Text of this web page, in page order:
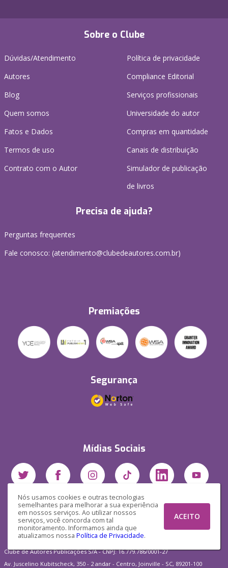
Nós usamos cookies e outras tecnologias
semelhantes para melhorar a sua experiência
em nossos serviços. Ao utilizar nossos
serviços, você concorda com tal
monitoramento. Informamos ainda que
atualizamos nossa Política de Privacidade.
ACEITO
Sobre o Clube
Dúvidas/Atendimento
Autores
Blog
Quem somos
Fatos e Dados
Termos de uso
Contrato com o Autor
Política de privacidade
Compliance Editorial
Serviços profissionais
Universidade do autor
Compras em quantidade
Canais de distribuição
Simulador de publicação
de livros
Precisa de ajuda?
Perguntas frequentes
Fale conosco: (atendimento@clubedeautores.com.br)
Premiações
Segurança
Mídias Sociais
Clube de Autores Publicações S/A - CNPJ: 16.779.786/0001-27
Av. Juscelino Kubitscheck, 350 - 2 andar - Centro, Joinville - SC, 89201-100